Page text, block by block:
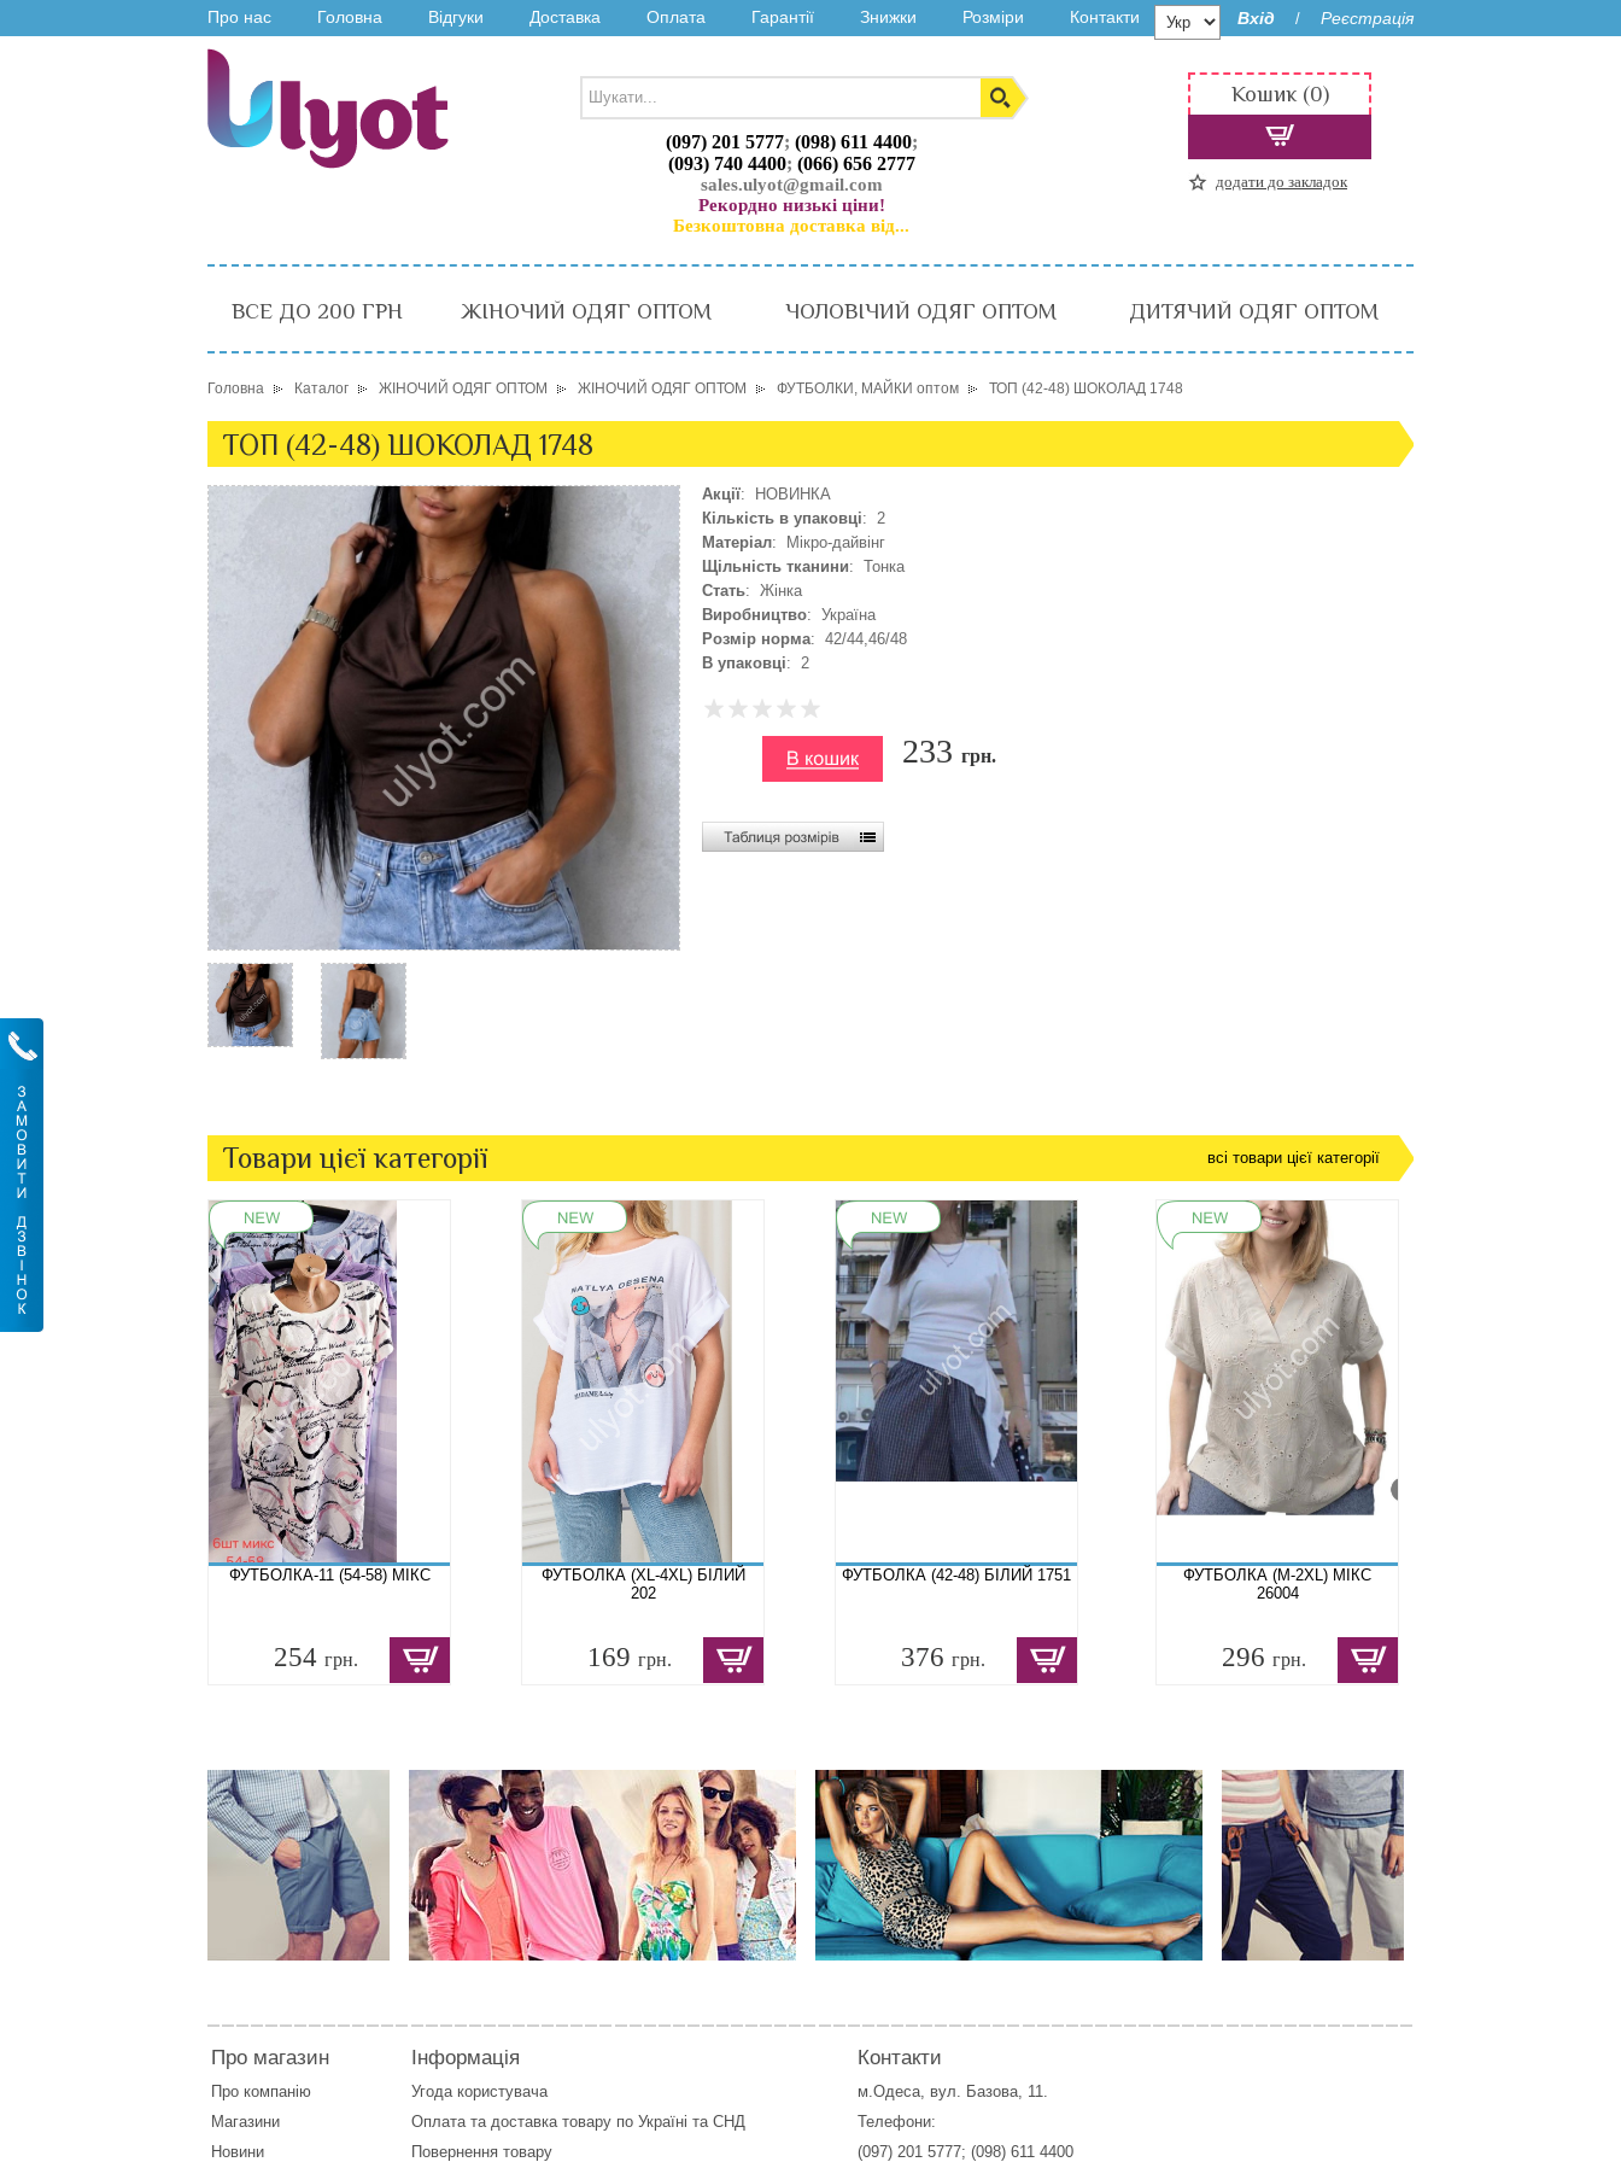
Про нас Головна Відгуки Доставка Оплата Гарантії Знижки Розміри Контакти Вхід / Реєстрація
(097) 201 5777; (098) 611 4400;
(093) 740 4400; (066) 656 2777
sales.ulyot@gmail.com
Рекордно низькі ціни!
Безкоштовна доставка від...
Кошик (0)
додати до закладок
ВСЕ ДО 200 ГРН ЖІНОЧИЙ ОДЯГ ОПТОМ ЧОЛОВІЧИЙ ОДЯГ ОПТОМ ДИТЯЧИЙ ОДЯГ ОПТОМ
Головна Каталог ЖІНОЧИЙ ОДЯГ ОПТОМ ЖІНОЧИЙ ОДЯГ ОПТОМ ФУТБОЛКИ, МАЙКИ оптом ТОП (42-48) ШОКОЛАД 1748
ТОП (42-48) ШОКОЛАД 1748
Акції: НОВИНКА
Кількість в упаковці: 2
Матеріал: Мікро-дайвінг
Щільність тканини: Тонка
Стать: Жінка
Виробництво: Україна
Розмір норма: 42/44,46/48
В упаковці: 2
233 грн.
Товари цієї категорії всі товари цієї категорії
ФУТБОЛКА-11 (54-58) МІКС
254 грн.
ФУТБОЛКА (XL-4XL) БІЛИЙ
202
169 грн.
ФУТБОЛКА (42-48) БІЛИЙ 1751
376 грн.
ФУТБОЛКА (M-2XL) МІКС
26004
296 грн.
Про магазин
Про компанію
Магазини
Новини
Інформація
Угода користувача
Оплата та доставка товару по Україні та СНД
Повернення товару
Контакти
м.Одеса, вул. Базова, 11.
Телефони:
(097) 201 5777; (098) 611 4400